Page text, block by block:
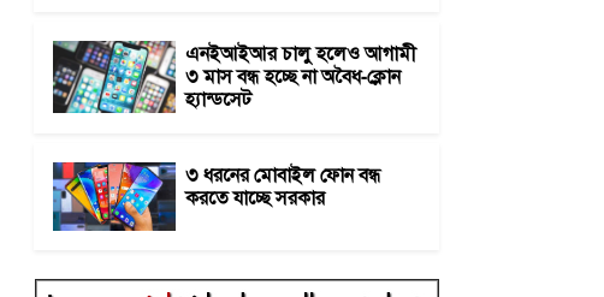
এনইআইআর চালু হলেও আগামী
৩ মাস বন্ধ হচ্ছে না অবৈধ-ক্লোন
হ্যান্ডসেট
৩ ধরনের মোবাইল ফোন বন্ধ
করতে যাচ্ছে সরকার